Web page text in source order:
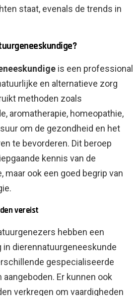
staat, evenals de trends in
is een professional
en alternatieve zorg
methoden zoals
aromatherapie, homeopathie,
om de gezondheid en het
te bevorderen. Dit beroep
kennis van de
maar ook een goed begrip van
vereist
hebben een
dierennatuurgeneeskunde
gespecialiseerde
Er kunnen ook
verkregen om vaardigheden